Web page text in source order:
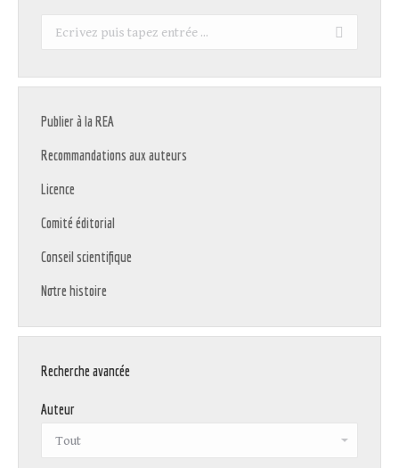
Recherche
Publier à la REA
Recommandations aux auteurs
Licence
Comité éditorial
Conseil scientifique
Notre histoire
Recherche avancée
Auteur